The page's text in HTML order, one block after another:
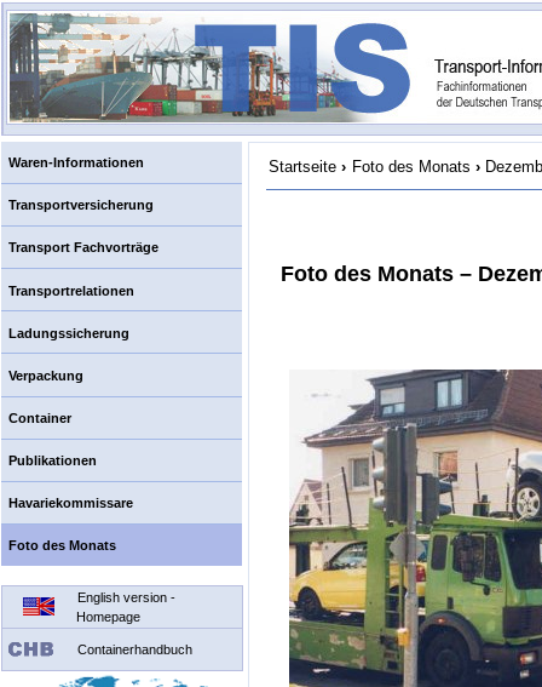
Waren-Informationen
Transportversicherung
Transport Fachvorträge
Transportrelationen
Ladungssicherung
Verpackung
Container
Publikationen
Havariekommissare
Foto des Monats
English version -
Homepage
Containerhandbuch
Startseite › Foto des Monats ›
Foto des Monats –